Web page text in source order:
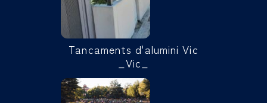
Tancaments d'alumini Vic
_Vic_